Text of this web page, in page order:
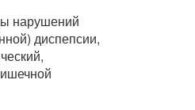
нарушений
диспепсии,